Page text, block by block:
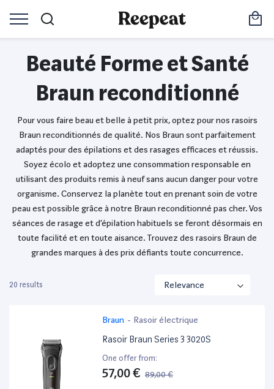
Beauté Forme et Santé
Braun reconditionné
Pour vous faire beau et belle à petit prix, optez pour nos rasoirs
Braun reconditionnés de qualité. Nos Braun sont parfaitement
adaptés pour des épilations et des rasages efficaces et réussis.
Soyez écolo et adoptez une consommation responsable en
utilisant des produits remis à neuf sans aucun danger pour votre
organisme. Conservez la planète tout en prenant soin de votre
peau est possible grâce à notre Braun reconditionné pas cher. Vos
séances de rasage et d’épilation habituels se feront désormais en
toute facilité et en toute aisance. Trouvez des rasoirs Braun de
grandes marques à des prix défiants toute concurrence.
20 results
Braun - Rasoir électrique
Rasoir Braun Series 3 3020S
One offer from:
57,00 € 89,00 €